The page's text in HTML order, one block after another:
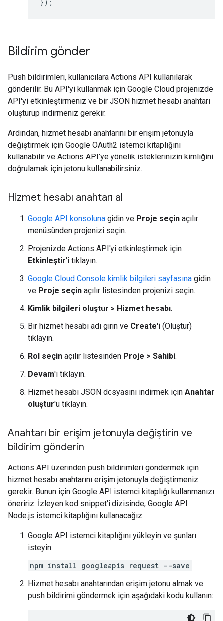
});
Bildirim gönder
Push bildirimleri, kullanıcılara Actions API kullanılarak
gönderilir. Bu API'yi kullanmak için Google Cloud projenizde
API'yi etkinleştirmeniz ve bir JSON hizmet hesabı anahtarı
oluşturup indirmeniz gerekir.
Ardından, hizmet hesabı anahtarını bir erişim jetonuyla
değiştirmek için Google OAuth2 istemci kitaplığını
kullanabilir ve Actions API'ye yönelik isteklerinizin kimliğini
doğrulamak için jetonu kullanabilirsiniz.
Hizmet hesabı anahtarı al
Google API konsoluna gidin ve Proje seçin açılır
menüsünden projenizi seçin.
Projenizde Actions API'yi etkinleştirmek için
Etkinleştir'i tıklayın.
Google Cloud Console kimlik bilgileri sayfasına gidin
ve Proje seçin açılır listesinden projenizi seçin.
Kimlik bilgileri oluştur > Hizmet hesabı.
Bir hizmet hesabı adı girin ve Create'i (Oluştur)
tıklayın.
Rol seçin açılır listesinden Proje > Sahibi.
Devam'ı tıklayın.
Hizmet hesabı JSON dosyasını indirmek için Anahtar
oluştur'u tıklayın.
Anahtarı bir erişim jetonuyla değiştirin ve
bildirim gönderin
Actions API üzerinden push bildirimleri göndermek için
hizmet hesabı anahtarını erişim jetonuyla değiştirmeniz
gerekir. Bunun için Google API istemci kitaplığı kullanmanızı
öneririz. İzleyen kod snippet'i dizisinde, Google API
Node.js istemci kitaplığını kullanacağız.
Google API istemci kitaplığını yükleyin ve şunları
isteyin:
npm install googleapis request --save
Hizmet hesabı anahtarından erişim jetonu almak ve
push bildirimi göndermek için aşağıdaki kodu kullanın: